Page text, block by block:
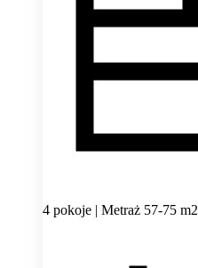
4 pokoje | Metraż 57-75 m2